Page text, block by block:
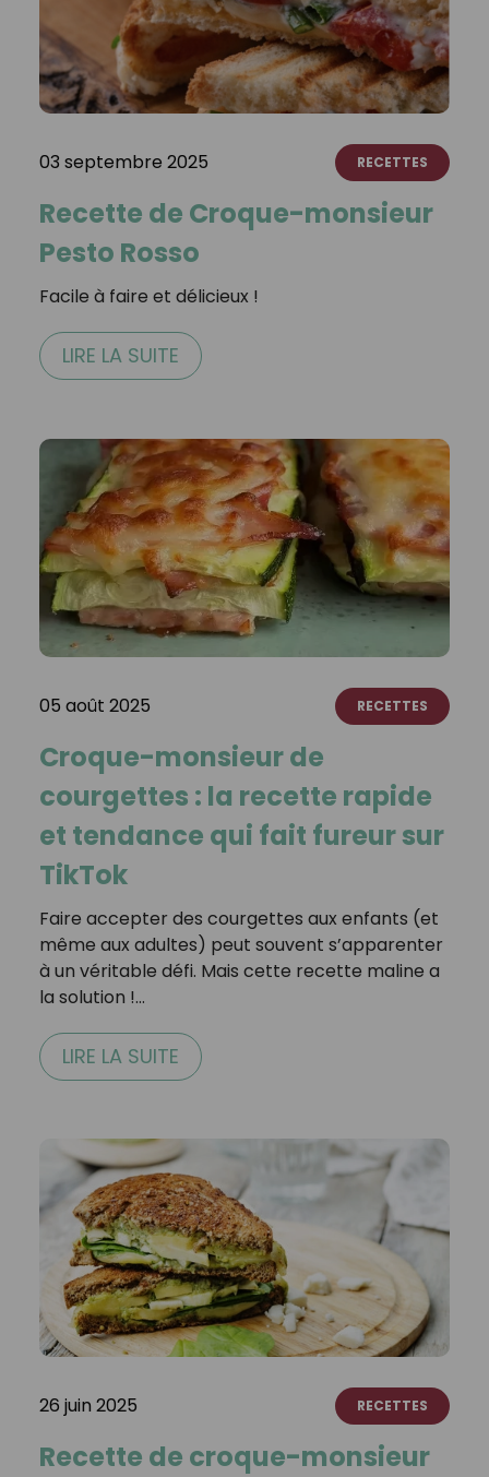
03 septembre 2025 RECETTES
Recette de Croque-monsieur
Pesto Rosso
Facile à faire et délicieux !
LIRE LA SUITE
05 août 2025 RECETTES
Croque-monsieur de
courgettes : la recette rapide
et tendance qui fait fureur sur
TikTok
Faire accepter des courgettes aux enfants (et
même aux adultes) peut souvent s’apparenter
à un véritable défi. Mais cette recette maline a
la solution !…
LIRE LA SUITE
26 juin 2025 RECETTES
Recette de croque-monsieur